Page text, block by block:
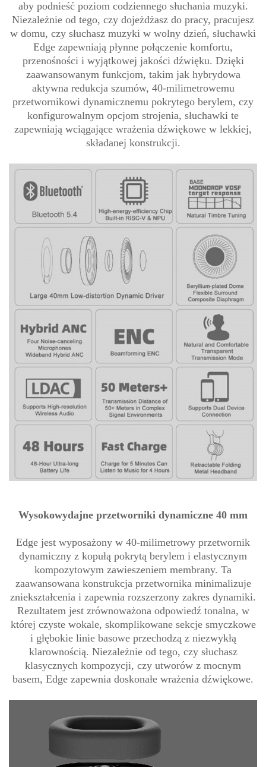
aby podnieść poziom codziennego słuchania muzyki.
Niezależnie od tego, czy dojeżdżasz do pracy, pracujesz
w domu, czy słuchasz muzyki w wolny dzień, słuchawki
Edge zapewniają płynne połączenie komfortu,
przenośności i wyjątkowej jakości dźwięku. Dzięki
zaawansowanym funkcjom, takim jak hybrydowa
aktywna redukcja szumów, 40-milimetrowemu
przetwornikowi dynamicznemu pokrytego berylem, czy
konfigurowalnym opcjom strojenia, słuchawki te
zapewniają wciągające wrażenia dźwiękowe w lekkiej,
składanej konstrukcji.
Wysokowydajne przetworniki dynamiczne 40 mm
Edge jest wyposażony w 40-milimetrowy przetwornik
dynamiczny z kopułą pokrytą berylem i elastycznym
kompozytowym zawieszeniem membrany. Ta
zaawansowana konstrukcja przetwornika minimalizuje
zniekształcenia i zapewnia rozszerzony zakres dynamiki.
Rezultatem jest zrównoważona odpowiedź tonalna, w
której czyste wokale, skomplikowane sekcje smyczkowe
i głębokie linie basowe przechodzą z niezwykłą
klarownością. Niezależnie od tego, czy słuchasz
klasycznych kompozycji, czy utworów z mocnym
basem, Edge zapewnia doskonałe wrażenia dźwiękowe.